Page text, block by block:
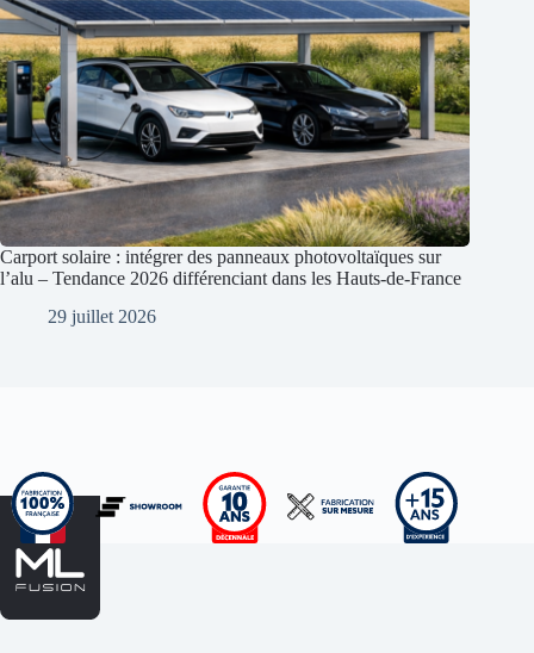
Carport solaire : intégrer des panneaux photovoltaïques sur
l’alu – Tendance 2026 différenciant dans les Hauts-de-France
29 juillet 2026